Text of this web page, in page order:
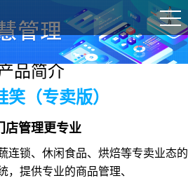
品简介
笑（专卖版）
店管理更专业
连锁、休闲食品、烘焙等专卖业态的
，提供专业的商品管理、